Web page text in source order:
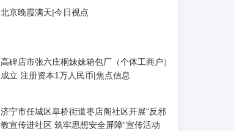
北京晚霞满天|今日视点
高碑店市张六庄桐妹妹箱包厂（个体工商户）
成立 注册资本1万人民币|焦点信息
济宁市任城区阜桥街道枣店阁社区开展“反邪
教宣传进社区 筑牢思想安全屏障”宣传活动